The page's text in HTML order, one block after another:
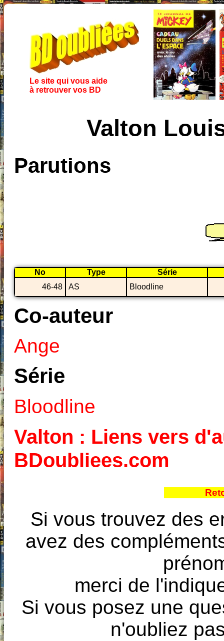
Le site qui vous aide
à retrouver vos BD
Valton
Parutions
No Type
Série
46-48
AS Bloodline
Co-auteur
Ange
Série
Bloodline
Valton : Liens vers
BDoubliees.com
Si vous trouvez des
avez des
merci de
Si vous posez une
n'oubliez